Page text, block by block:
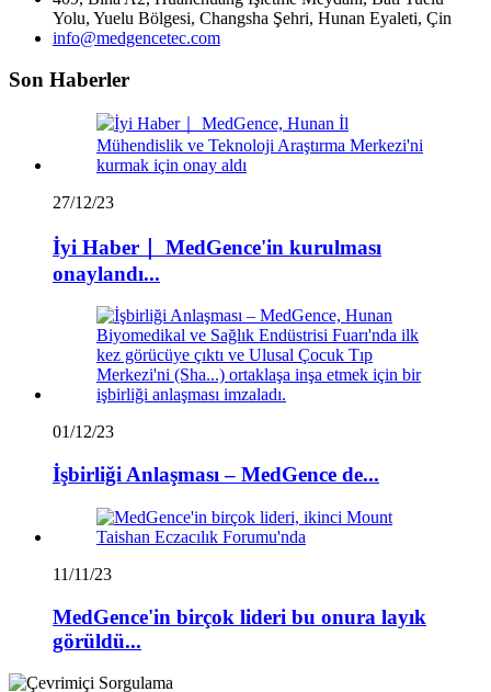
Yolu, Yuelu Bölgesi, Changsha Şehri, Hunan Eyaleti, Çin
info@medgencetec.com
Son Haberler
27/12/23
İyi Haber｜ MedGence'in kurulması
onaylandı...
01/12/23
İşbirliği Anlaşması – MedGence de...
11/11/23
MedGence'in birçok lideri bu onura layık
görüldü...